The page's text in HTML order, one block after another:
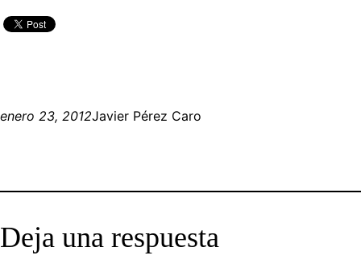
enero 23, 2012Javier Pérez Caro
Deja una respuesta